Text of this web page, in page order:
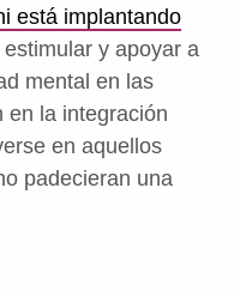
está implantando
y apoyar a
mental en las
en la integración
en aquellos
padecieran una